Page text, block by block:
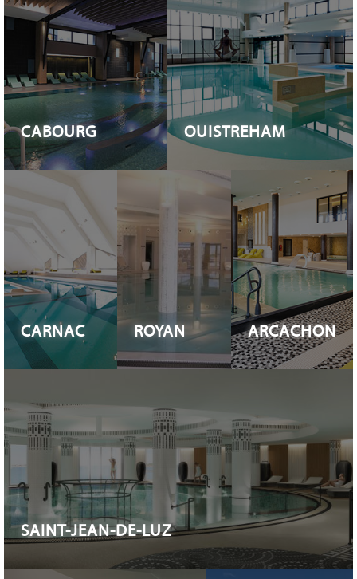
CABOURG OUISTREHAM
CARNAC ROYAN ARCACHON
SAINT-JEAN-DE-LUZ